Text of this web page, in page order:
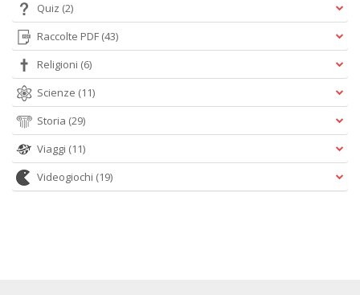
Quiz (2)
Raccolte PDF (43)
Religioni (6)
Scienze (11)
Storia (29)
Viaggi (11)
Videogiochi (19)